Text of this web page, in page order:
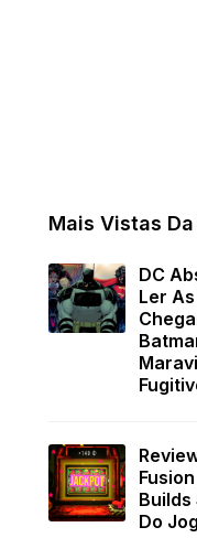
Mais Vistas Da
DC
Ler
Builds
Do